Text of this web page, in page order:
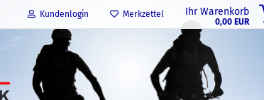
Kundenlogin Merkzettel Ihr Warenkorb
0,00 EUR